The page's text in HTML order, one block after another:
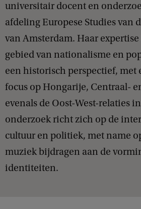
universitair docent en
afdeling Europese Studies van
van Amsterdam. Haar
gebied van nationalisme en
een historisch perspectief, met
focus op Hongarije, Centraal-
evenals de Oost-West-relaties
onderzoek richt zich op de
cultuur en politiek, met name
muziek bijdragen aan de
identiteiten.